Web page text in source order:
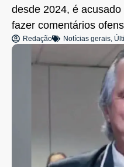
desde 2024, é
fazer comentários
Redação Notícias gerais,